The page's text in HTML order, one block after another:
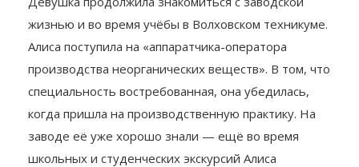
жизнью и во время учёбы в Волховском техникуме.
Алиса поступила на «аппаратчика-оператора
производства неорганических веществ». В том, что
специальность востребованная, она убедилась,
когда пришла на производственную практику. На
заводе её уже хорошо знали — ещё во время
школьных и студенческих экскурсий Алиса